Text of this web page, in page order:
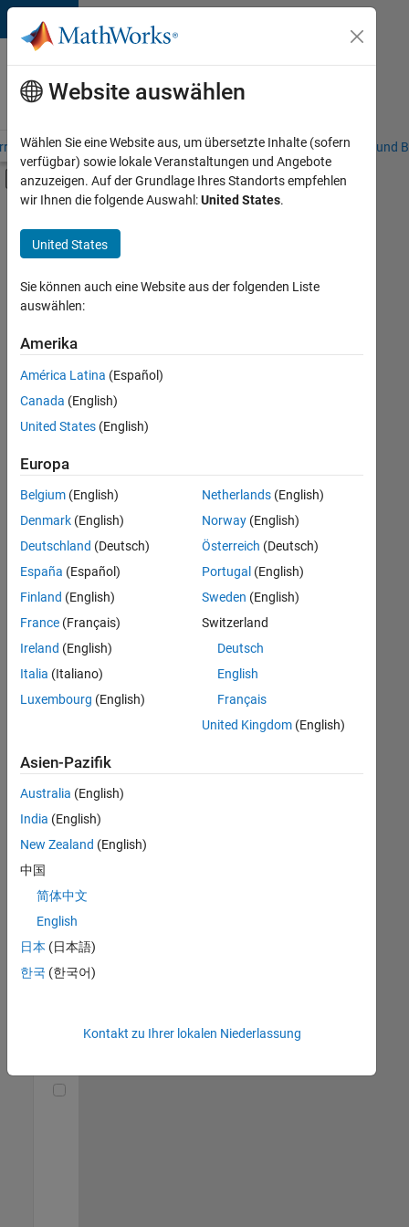
Weiter zum Inhalt
Karriere
bei
MathWorks
– Übersicht Stellensuche Niederlassungen Studierende und
Umschaltung für Off-Canvas-
Hauptinhalt
Ausgewählte
speichern
Es
nicht
alle
Stellen
übersetzt.
Sie
nach
einem
Standort,
um
alle
in
Ihrer
Region
Account
Manager -
Commercial
(m/f/d)
DE-München
Senior Utilities and Energy Market Developer (m/f/d)
and Energy
Market
Developer
Marketing |
Website auswählen
Wählen Sie eine Website aus, um übersetzte Inhalte (sofern
verfügbar) sowie lokale Veranstaltungen und Angebote
anzuzeigen. Auf der Grundlage Ihres Standorts empfehlen
wir Ihnen die folgende Auswahl:United States.
United States
Sie können auch eine Website aus der folgenden Liste
auswählen:
Amerika
América Latina (Español)
Canada (English)
United States (English)
Europa
Belgium (English)
Denmark (English)
Deutschland (Deutsch)
España (Español)
Finland (English)
France (Français)
Ireland (English)
Italia (Italiano)
Luxembourg (English)
Netherlands(English)
Norway(English)
Österreich (Deutsch)
Portugal (English)
Sweden (English)
Switzerland
Deutsch
English
Français
United Kingdom(English)
Asien-Pazifik
Australia (English)
India (English)
New Zealand (English)
中国
简体中文
English
日本 (日本語)
한국 (한국어)
Kontakt zu Ihrer lokalen Niederlassung